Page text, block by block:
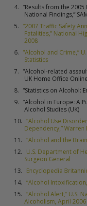
“Results from the
National Findings,”
“2007 Traffic Safety
Fatalities,” National
2008
“Alcohol and Crime,”
Statistics
“Alcohol-related
UK Home Office
“Statistics on Alcohol:
“Alcohol in Europe: A
Alcohol Studies (UK)
“Alcohol Use
Dependency,” Warren
“Alcohol and the
U.S. Department of
Surgeon General
Encyclopedia
“Alcohol
“Alcohol Alert,” U.S.
Alcoholism, April 2006